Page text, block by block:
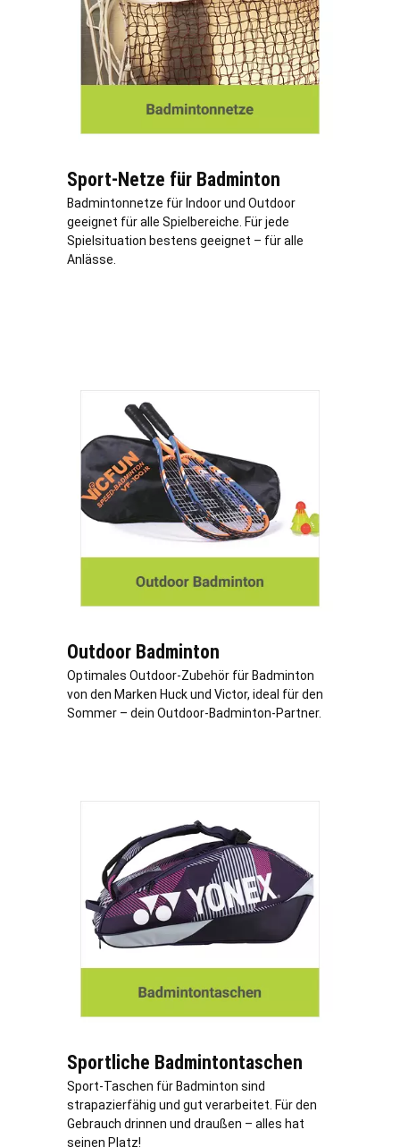
Sport-Netze für Badminton
Badmintonnetze für Indoor und Outdoor
geeignet für alle Spielbereiche. Für jede
Spielsituation bestens geeignet – für alle
Anlässe.
Outdoor Badminton
Optimales Outdoor-Zubehör für Badminton
von den Marken Huck und Victor, ideal für den
Sommer – dein Outdoor-Badminton-Partner.
Sportliche Badmintontaschen
Sport-Taschen für Badminton sind
strapazierfähig und gut verarbeitet. Für den
Gebrauch drinnen und draußen – alles hat
seinen Platz!